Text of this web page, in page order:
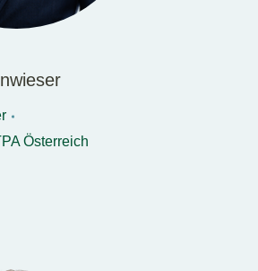
Österreich